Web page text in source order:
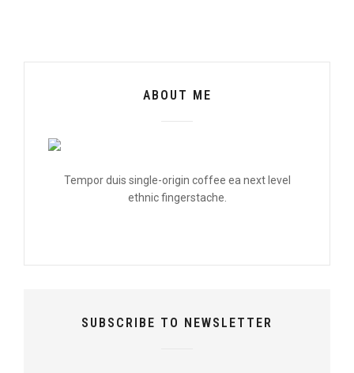
ABOUT ME
Tempor duis single-origin coffee ea next level
ethnic fingerstache.
SUBSCRIBE TO NEWSLETTER